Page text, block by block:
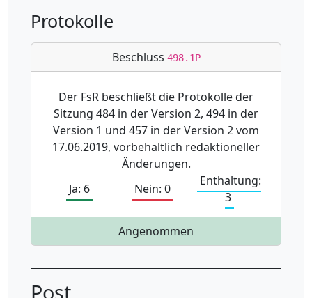
Protokolle
Beschluss 498.1P
Der FsR beschließt die Protokolle der
Sitzung 484 in der Version 2, 494 in der
Version 1 und 457 in der Version 2 vom
17.06.2019, vorbehaltlich redaktioneller
Änderungen.
Ja: 6
Nein: 0
Enthaltung:
3
Angenommen
Post